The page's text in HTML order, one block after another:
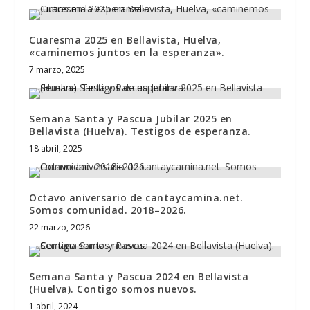
Cuaresma 2025 en Bellavista, Huelva,
«caminemos juntos en la esperanza».
7 marzo, 2025
Semana Santa y Pascua Jubilar 2025 en
Bellavista (Huelva). Testigos de esperanza.
18 abril, 2025
Octavo aniversario de cantaycamina.net.
Somos comunidad. 2018–2026.
22 marzo, 2026
Semana Santa y Pascua 2024 en Bellavista
(Huelva). Contigo somos nuevos.
1 abril, 2024